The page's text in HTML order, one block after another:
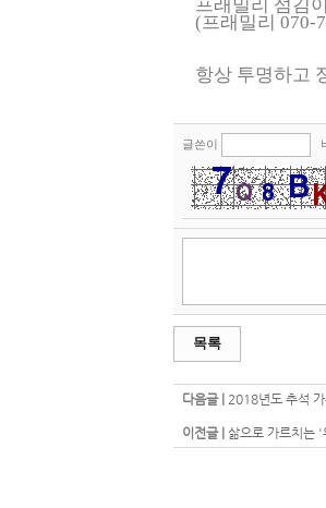
프래밀리 섬김이
(프래밀리 070-
항상 투명하고
글쓴이
목록
다음글 | 2018년도 추석
이전글 | 삶으로 가르치는 '